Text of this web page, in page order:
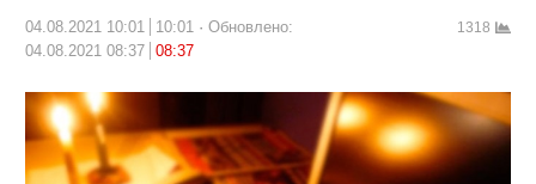
04.08.2021 10:01 10:01
Обновлено:
04.08.2021 08:37
08:37
1318